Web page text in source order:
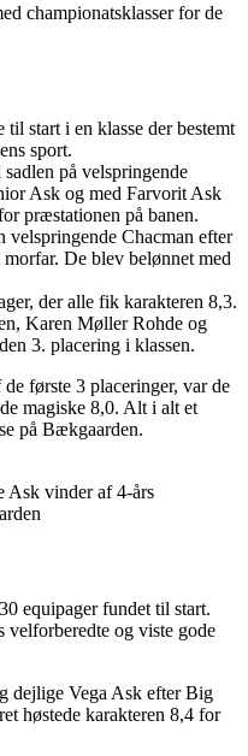
championatsklasser for de
start i en klasse der bestemt
sport.
på velspringende
Ask og med Farvorit Ask
præstationen på banen.
velspringende Chacman efter
De blev belønnet med
der alle fik karakteren 8,3.
Karen Møller Rohde og
3. placering i klassen.
første 3 placeringer, var de
magiske 8,0. Alt i alt et
på Bækgaarden.
Ask vinder af 4-års
equipager fundet til start.
velforberedte og viste gode
dejlige Vega Ask efter Big
høstede karakteren 8,4 for